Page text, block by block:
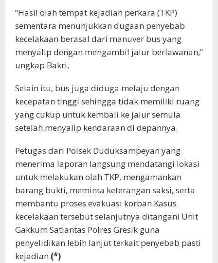
“Hasil olah tempat kejadian perkara (TKP)
sementara menunjukkan dugaan penyebab
kecelakaan berasal dari manuver bus yang
menyalip dengan mengambil jalur berlawanan,”
ungkap Bakri.
Selain itu, bus juga diduga melaju dengan
kecepatan tinggi sehingga tidak memiliki ruang
yang cukup untuk kembali ke jalur semula
setelah menyalip kendaraan di depannya.
Petugas dari Polsek Duduksampeyan yang
menerima laporan langsung mendatangi lokasi
untuk melakukan olah TKP, mengamankan
barang bukti, meminta keterangan saksi, serta
membantu proses evakuasi korban.Kasus
kecelakaan tersebut selanjutnya ditangani Unit
Gakkum Satlantas Polres Gresik guna
penyelidikan lebih lanjut terkait penyebab pasti
kejadian.(*)